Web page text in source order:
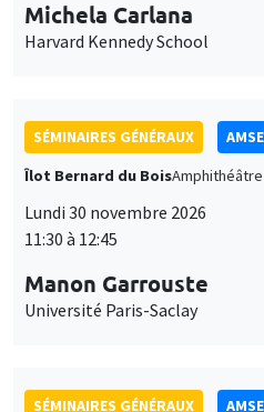
Harvard Kennedy School
Îlot Bernard du BoisAmphithéâtre
Lundi 30 novembre 2026
11:30 à 12:45
Manon Garrouste
Université Paris-Saclay